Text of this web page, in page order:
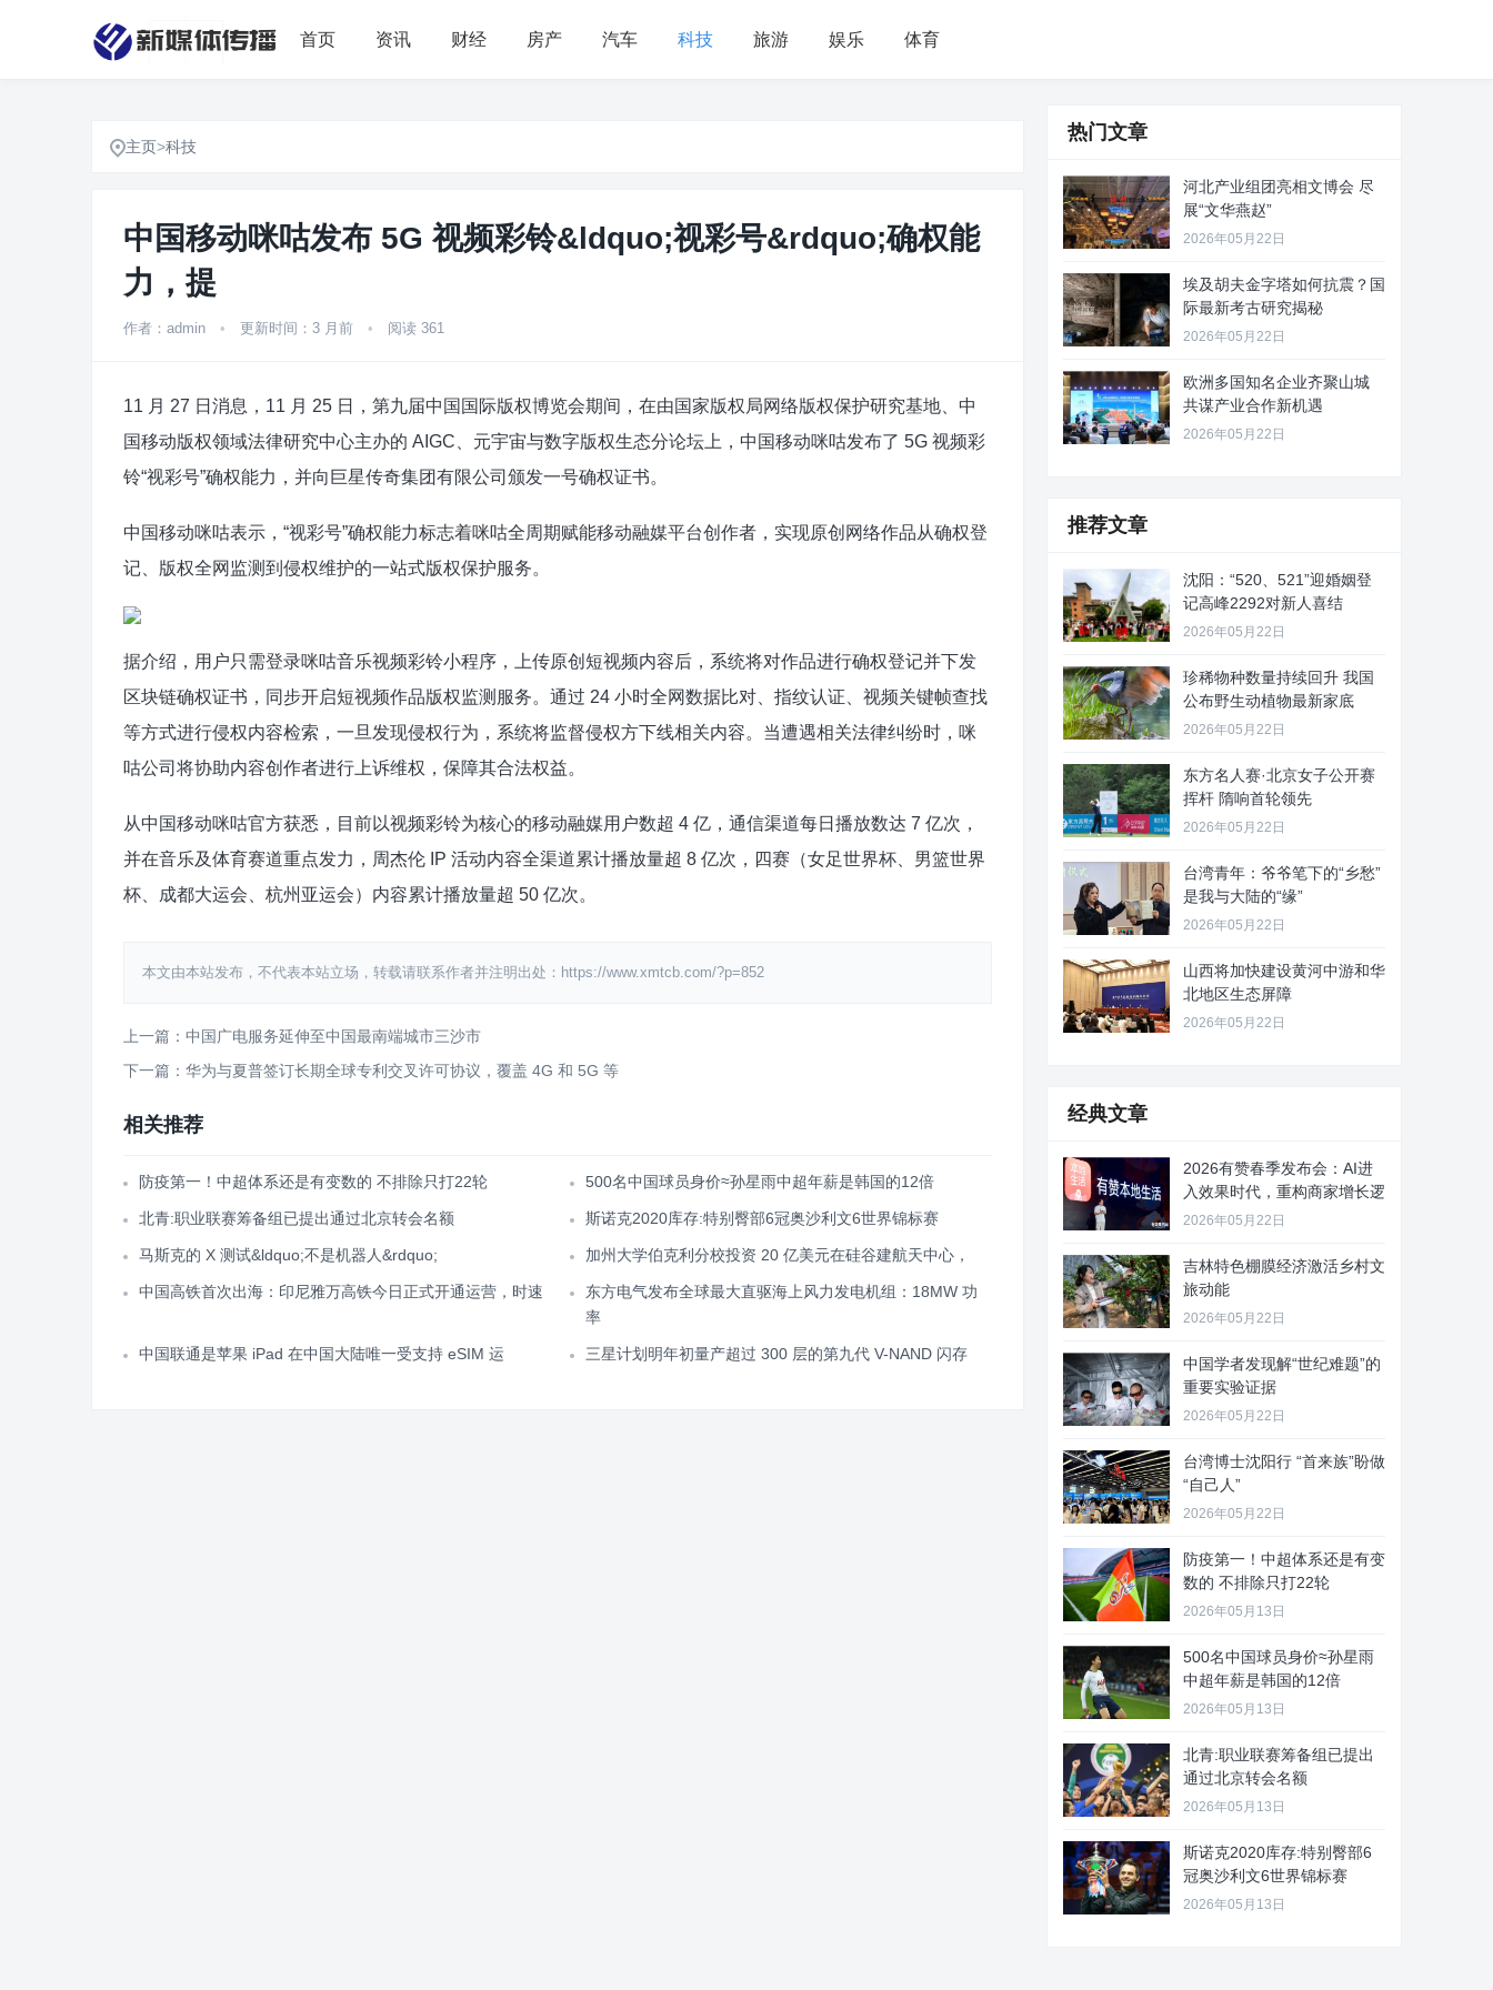
首页 资讯 财经 房产 汽车 科技 旅游 娱乐 体育
主页>科技
中国移动咪咕发布 5G 视频彩铃&ldquo;视彩号&rdquo;确权能
力，提
作者：admin • 更新时间：3 月前 • 阅读 361
11 月 27 日消息，11 月 25 日，第九届中国国际版权博览会期间，在由国家版权局网络版权保护研究基地、中
国移动版权领域法律研究中心主办的 AIGC、元宇宙与数字版权生态分论坛上，中国移动咪咕发布了 5G 视频彩
铃“视彩号”确权能力，并向巨星传奇集团有限公司颁发一号确权证书。
中国移动咪咕表示，“视彩号”确权能力标志着咪咕全周期赋能移动融媒平台创作者，实现原创网络作品从确权登
记、版权全网监测到侵权维护的一站式版权保护服务。
据介绍，用户只需登录咪咕音乐视频彩铃小程序，上传原创短视频内容后，系统将对作品进行确权登记并下发
区块链确权证书，同步开启短视频作品版权监测服务。通过 24 小时全网数据比对、指纹认证、视频关键帧查找
等方式进行侵权内容检索，一旦发现侵权行为，系统将监督侵权方下线相关内容。当遭遇相关法律纠纷时，咪
咕公司将协助内容创作者进行上诉维权，保障其合法权益。
从中国移动咪咕官方获悉，目前以视频彩铃为核心的移动融媒用户数超 4 亿，通信渠道每日播放数达 7 亿次，
并在音乐及体育赛道重点发力，周杰伦 IP 活动内容全渠道累计播放量超 8 亿次，四赛（女足世界杯、男篮世界
杯、成都大运会、杭州亚运会）内容累计播放量超 50 亿次。
本文由本站发布，不代表本站立场，转载请联系作者并注明出处：https://www.xmtcb.com/?p=852
上一篇：中国广电服务延伸至中国最南端城市三沙市
下一篇：华为与夏普签订长期全球专利交叉许可协议，覆盖 4G 和 5G 等
相关推荐
防疫第一！中超体系还是有变数的 不排除只打22轮 500名中国球员身价≈孙星雨中超年薪是韩国的12倍
北青:职业联赛筹备组已提出通过北京转会名额 斯诺克2020库存:特别臀部6冠奥沙利文6世界锦标赛
马斯克的 X 测试&ldquo;不是机器人&rdquo; 加州大学伯克利分校投资 20 亿美元在硅谷建航天中心，
中国高铁首次出海：印尼雅万高铁今日正式开通运营，时速
东方电气发布全球最大直驱海上风力发电机组：18MW 功
率
中国联通是苹果 iPad 在中国大陆唯一受支持 eSIM 运 三星计划明年初量产超过 300 层的第九代 V-NAND 闪存
热门文章
河北产业组团亮相文博会 尽
展“文华燕赵”
2026年05月22日
埃及胡夫金字塔如何抗震？国
际最新考古研究揭秘
2026年05月22日
欧洲多国知名企业齐聚山城
共谋产业合作新机遇
2026年05月22日
推荐文章
沈阳：“520、521”迎婚姻登
记高峰2292对新人喜结
2026年05月22日
珍稀物种数量持续回升 我国
公布野生动植物最新家底
2026年05月22日
东方名人赛·北京女子公开赛
挥杆 隋响首轮领先
2026年05月22日
台湾青年：爷爷笔下的“乡愁”
是我与大陆的“缘”
2026年05月22日
山西将加快建设黄河中游和华
北地区生态屏障
2026年05月22日
经典文章
2026有赞春季发布会：AI进
入效果时代，重构商家增长逻
2026年05月22日
吉林特色棚膜经济激活乡村文
旅动能
2026年05月22日
中国学者发现解“世纪难题”的
重要实验证据
2026年05月22日
台湾博士沈阳行 “首来族”盼做
“自己人”
2026年05月22日
防疫第一！中超体系还是有变
数的 不排除只打22轮
2026年05月13日
500名中国球员身价≈孙星雨
中超年薪是韩国的12倍
2026年05月13日
北青:职业联赛筹备组已提出
通过北京转会名额
2026年05月13日
斯诺克2020库存:特别臀部6
冠奥沙利文6世界锦标赛
2026年05月13日